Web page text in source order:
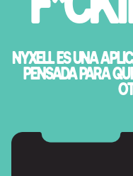
NYXELL ES UNA
PENSADA PARA